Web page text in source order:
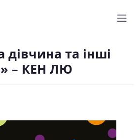
та інші
– КЕН ЛЮ